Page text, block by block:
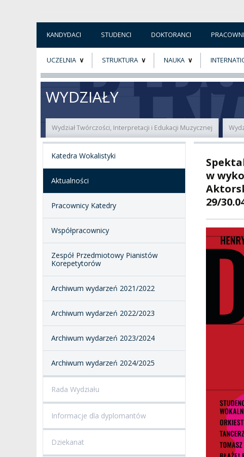
KANDYDACI STUDENCI DOKTORANCI
UCZELNIA
KADRA PEDAGOGICZNA
PROFESURY HONOROWE
EXCELLENCE IN TEACHING
MAGNUS IN DOCTRINA
ORKIESTRY AKADEMICKIE
BRANDBOOK
DOSTĘPNOŚĆ
STRUKTURA
ORGANY UCZELNI
WYDZIAŁY
JEDNOSTKI NAUKOWE
ZESPÓŁ DYDAKTYCZNY
PENDERECKI ACADEMY
NAUKA
PROJEKTY BADAWCZE
EWALUACJA
JAKOŚĆ KSZTAŁCENIA
NOSTRYFIKACJA
DYPLOMÓW
NOSTRYFIKACJA STOPNI
POSTĘPOWANIA
POTWIERDZANIE EFEKTÓW
DRUGIEJ KATEGORII
ERASMUS+
POWER
WYDZIAŁY
Wydział Twórczości, Interpretacji i Edukacji Muzycznej
Katedra Wokalistyki
Aktualności
Pracownicy Katedry
Współpracownicy
Zespół Przedmiotowy Pianistów
Korepetytorów
Archiwum wydarzeń 2021/2022
Archiwum wydarzeń 2022/2023
Archiwum wydarzeń 2023/2024
Archiwum wydarzeń 2024/2025
Rada Wydziału
Informacje dla dyplomantów
Dziekanat
w
29/